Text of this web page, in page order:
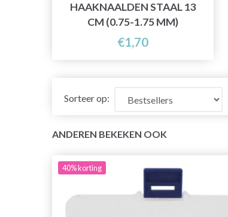
HAAKNAALDEN STAAL 13
CM (0.75-1.75 MM)
€1,70
Sorteer op:
ANDEREN BEKEKEN OOK
40%korting